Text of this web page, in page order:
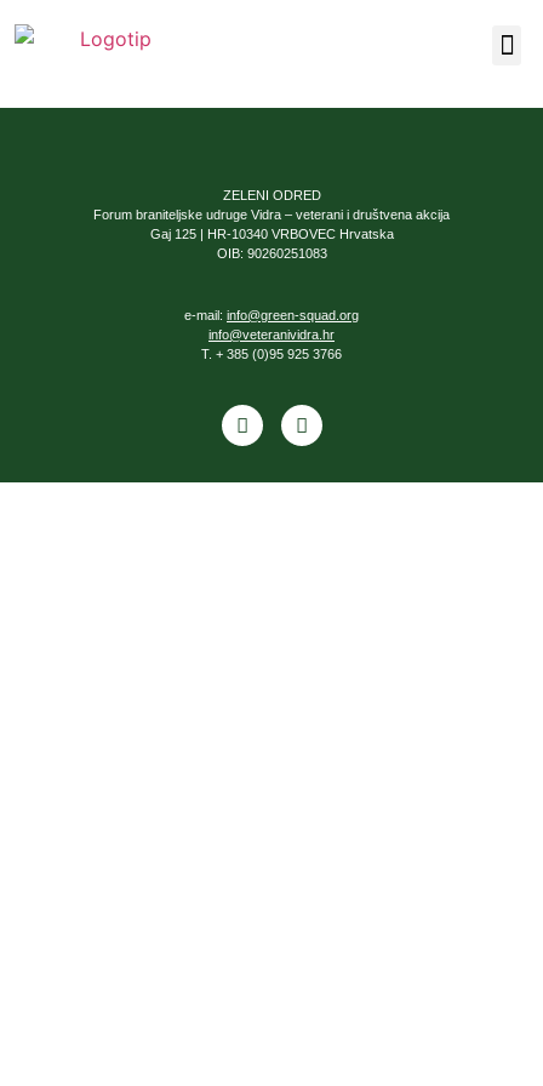
ZELENI ODRED
Forum braniteljske udruge Vidra – veterani i društvena akcija
Gaj 125 | HR-10340 VRBOVEC Hrvatska
OIB: 90260251083
e-mail: info@green-squad.org
info@veteranividra.hr
T. + 385 (0)95 925 3766